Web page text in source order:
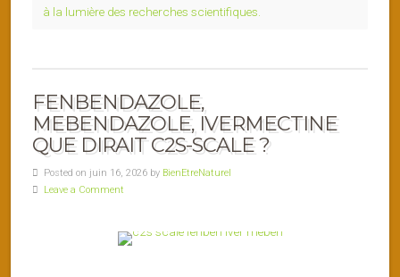
à la lumière des recherches scientifiques.
FENBENDAZOLE,
MEBENDAZOLE, IVERMECTINE
QUE DIRAIT C2S-SCALE ?
Posted on juin 16, 2026 by BienEtreNaturel
Leave a Comment